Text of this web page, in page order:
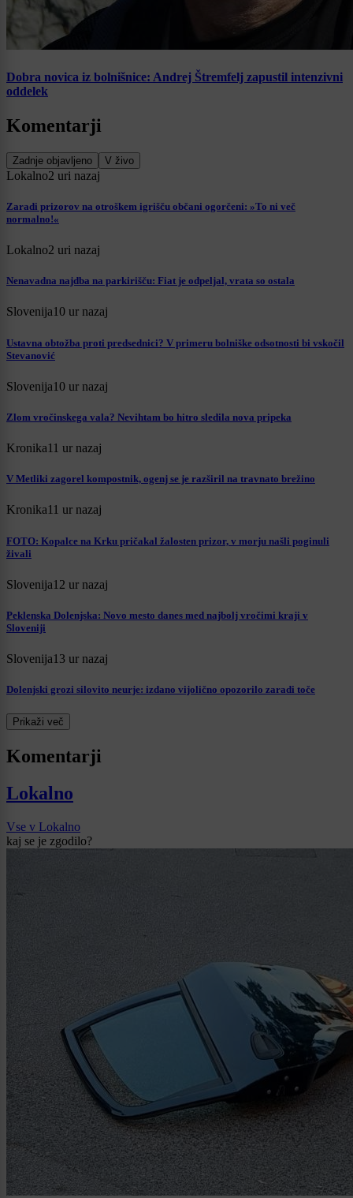
Dobra novica iz bolnišnice: Andrej Štremfelj zapustil intenzivni
oddelek
Komentarji
Zadnje objavljeno V živo
Lokalno2 uri nazaj
Zaradi prizorov na otroškem igrišču občani ogorčeni: »To ni več
normalno!«
Lokalno2 uri nazaj
Nenavadna najdba na parkirišču: Fiat je odpeljal, vrata so ostala
Slovenija10 ur nazaj
Ustavna obtožba proti predsednici? V primeru bolniške odsotnosti bi vskočil
Stevanović
Slovenija10 ur nazaj
Zlom vročinskega vala? Nevihtam bo hitro sledila nova pripeka
Kronika11 ur nazaj
V Metliki zagorel kompostnik, ogenj se je razširil na travnato brežino
Kronika11 ur nazaj
FOTO: Kopalce na Krku pričakal žalosten prizor, v morju našli poginuli
živali
Slovenija12 ur nazaj
Peklenska Dolenjska: Novo mesto danes med najbolj vročimi kraji v
Sloveniji
Slovenija13 ur nazaj
Dolenjski grozi silovito neurje: izdano vijolično opozorilo zaradi toče
Prikaži več
Komentarji
Lokalno
Vse v Lokalno
kaj se je zgodilo?